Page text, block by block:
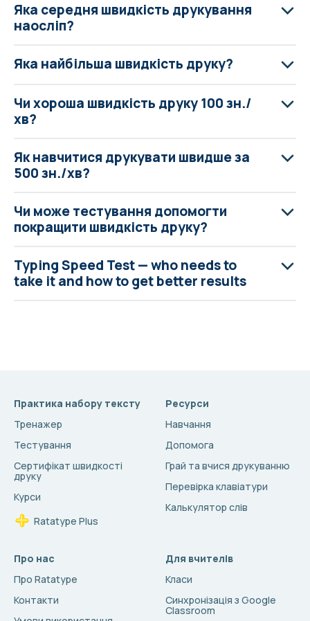
Яка середня швидкість друкування
наосліп?
Яка найбільша швидкість друку?
Чи хороша швидкість друку 100 зн./
хв?
Як навчитися друкувати швидше за
500 зн./хв?
Чи може тестування допомогти
покращити швидкість друку?
Typing Speed Test — who needs to
take it and how to get better results
Практика набору тексту
Тренажер
Тестування
Сертифікат швидкості
друку
Курси
Ratatype Plus
Ресурси
Навчання
Допомога
Грай та вчися друкуванню
Перевірка клавіатури
Калькулятор слів
Про нас
Про Ratatype
Контакти
Для вчителів
Класи
Синхронізація з Google
Classroom